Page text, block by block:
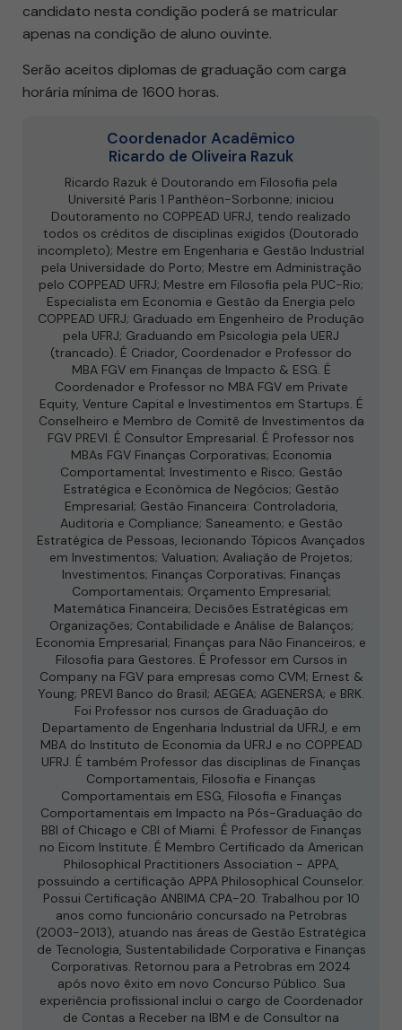
candidato nesta condição poderá se matricular
apenas na condição de aluno ouvinte.
Serão aceitos diplomas de graduação com carga
horária mínima de 1600 horas.
Coordenador Acadêmico
Ricardo de Oliveira Razuk
Ricardo Razuk é Doutorando em Filosofia pela
Université Paris 1 Panthéon-Sorbonne; iniciou
Doutoramento no COPPEAD UFRJ, tendo realizado
todos os créditos de disciplinas exigidos (Doutorado
incompleto); Mestre em Engenharia e Gestão Industrial
pela Universidade do Porto; Mestre em Administração
pelo COPPEAD UFRJ; Mestre em Filosofia pela PUC-Rio;
Especialista em Economia e Gestão da Energia pelo
COPPEAD UFRJ; Graduado em Engenheiro de Produção
pela UFRJ; Graduando em Psicologia pela UERJ
(trancado). É Criador, Coordenador e Professor do
MBA FGV em Finanças de Impacto & ESG. É
Coordenador e Professor no MBA FGV em Private
Equity, Venture Capital e Investimentos em Startups. É
Conselheiro e Membro de Comitê de Investimentos da
FGV PREVI. É Consultor Empresarial. É Professor nos
MBAs FGV Finanças Corporativas; Economia
Comportamental; Investimento e Risco; Gestão
Estratégica e Econômica de Negócios; Gestão
Empresarial; Gestão Financeira: Controladoria,
Auditoria e Compliance; Saneamento; e Gestão
Estratégica de Pessoas, lecionando Tópicos Avançados
em Investimentos; Valuation; Avaliação de Projetos;
Investimentos; Finanças Corporativas; Finanças
Comportamentais; Orçamento Empresarial;
Matemática Financeira; Decisões Estratégicas em
Organizações; Contabilidade e Análise de Balanços;
Economia Empresarial; Finanças para Não Financeiros; e
Filosofia para Gestores. É Professor em Cursos in
Company na FGV para empresas como CVM; Ernest &
Young; PREVI Banco do Brasil; AEGEA; AGENERSA; e BRK.
Foi Professor nos cursos de Graduação do
Departamento de Engenharia Industrial da UFRJ, e em
MBA do Instituto de Economia da UFRJ e no COPPEAD
UFRJ. É também Professor das disciplinas de Finanças
Comportamentais, Filosofia e Finanças
Comportamentais em ESG, Filosofia e Finanças
Comportamentais em Impacto na Pós-Graduação do
BBI of Chicago e CBI of Miami. É Professor de Finanças
no Eicom Institute. É Membro Certificado da American
Philosophical Practitioners Association - APPA,
possuindo a certificação APPA Philosophical Counselor.
Possui Certificação ANBIMA CPA-20. Trabalhou por 10
anos como funcionário concursado na Petrobras
(2003-2013), atuando nas áreas de Gestão Estratégica
de Tecnologia, Sustentabilidade Corporativa e Finanças
Corporativas. Retornou para a Petrobras em 2024
após novo êxito em novo Concurso Público. Sua
experiência profissional inclui o cargo de Coordenador
de Contas a Receber na IBM e de Consultor na